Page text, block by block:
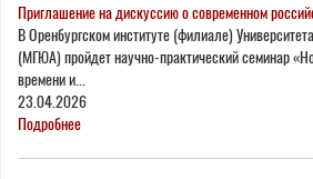
Приглашение на дискуссию о современном
В Оренбургском институте (филиале)
(МГЮА) пройдет научно-практический семинар
времени и...
23.04.2026
Подробнее